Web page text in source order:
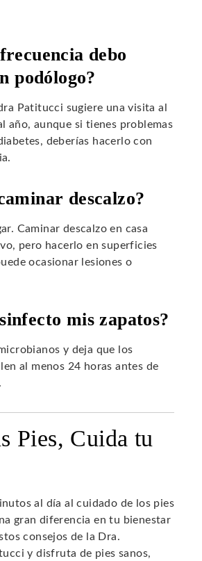
debo
podólogo?
Patitucci sugiere una visita al
año, aunque si tienes problemas
deberías hacerlo con
descalzo?
Caminar descalzo en casa
pero hacerlo en superficies
ocasionar lesiones o
mis zapatos?
y deja que los
al menos 24 horas antes de
Pies, Cuida tu
al día al cuidado de los pies
gran diferencia en tu bienestar
consejos de la Dra.
y disfruta de pies sanos,